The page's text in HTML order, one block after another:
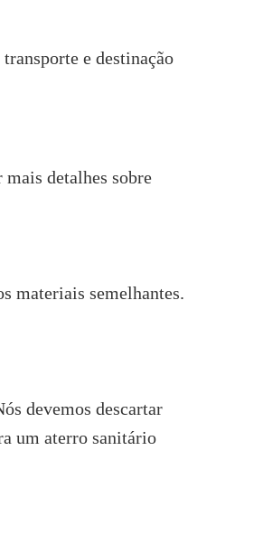
e destinação
detalhes sobre
materiais semelhantes.
devemos descartar
um aterro sanitário